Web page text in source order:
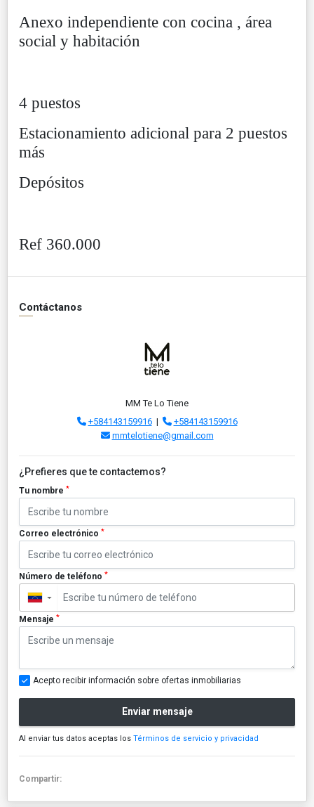
Anexo independiente con cocina , área
social y habitación
4 puestos
Estacionamiento adicional para 2 puestos
más
Depósitos
Ref 360.000
Contáctanos
MM Te Lo Tiene
+584143159916|
+584143159916
mmtelotiene@gmail.com
¿Prefieres que te contactemos?
Tu nombre *
Correo electrónico *
Número de teléfono *
▼
Mensaje *
Acepto recibir información sobre ofertas inmobiliarias
Enviar mensaje
Al enviar tus datos aceptas los Términos de servicio y privacidad
Compartir: